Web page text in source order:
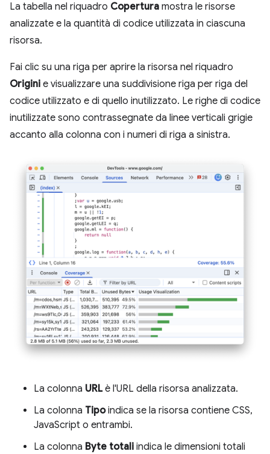
La tabella nel riquadro Copertura mostra le risorse
analizzate e la quantità di codice utilizzata in ciascuna
risorsa.
Fai clic su una riga per aprire la risorsa nel riquadro
Origini e visualizzare una suddivisione riga per riga del
codice utilizzato e di quello inutilizzato. Le righe di codice
inutilizzate sono contrassegnate da linee verticali grigie
accanto alla colonna con i numeri di riga a sinistra.
La colonna URLè l'URL della risorsa analizzata.
La colonna Tipoindica se la risorsa contiene CSS,
JavaScript o entrambi.
La colonna Byte totali indica le dimensioni totali